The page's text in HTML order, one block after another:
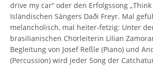
drive my car“ oder den Erfolgssong
Isländischen Sängers Daði Freyr. Mal
melancholisch, mal heiter-fetzig: Unter
brasilianischen Chorleiterin Lilian
Begleitung von Josef Reßle (Piano) und
(Percussion) wird jeder Song der